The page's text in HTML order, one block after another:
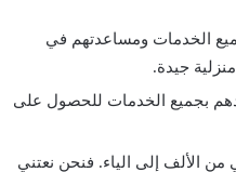
الخدمات ومساعدتهم في
جيدة.
بجميع الخدمات للحصول على
الألف إلى الياء. فنحن نعتني